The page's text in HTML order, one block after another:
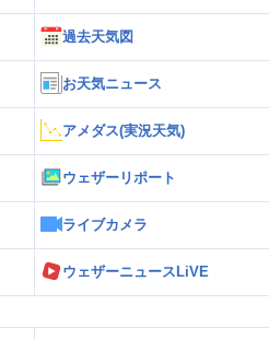
過去天気図
お天気ニュース
アメダス(実況天気)
ウェザーリポート
ライブカメラ
ウェザーニュースLiVE